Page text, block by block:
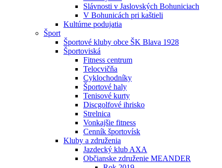
Slávnosti v Jaslovských Bohuniciach
V Bohunicách pri kaštieli
Kultúrne podujatia
Šport
Športové kluby obce ŠK Blava 1928
Športoviská
Fitness centrum
Telocvičňa
Cyklochodníky
Športové haly
Tenisové kurty
Discgolfové ihrisko
Strelnica
Vonkajšie fitness
Cenník športovísk
Kluby a združenia
Jazdecký klub AXA
Občianske združenie MEANDER